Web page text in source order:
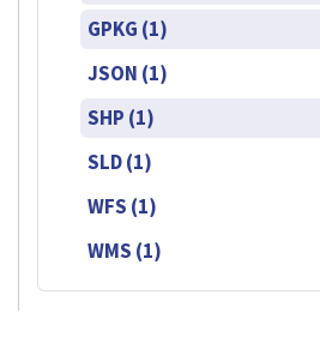
GPKG (1)
JSON (1)
SHP (1)
SLD (1)
WFS (1)
WMS (1)